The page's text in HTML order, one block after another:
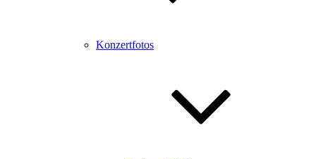
Konzertfotos